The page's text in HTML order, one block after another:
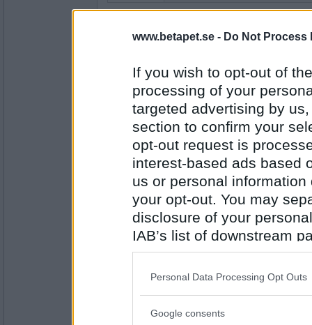
www.betapet.se - Do Not Process
If you wish to opt-out of
processing of your
targeted advertising by
section to confirm your
opt-out request is
interest-based ads based
us or personal
your opt-out. You may
disclosure of your
IAB’s list of downstream
also be disclosed by us
Downstream Participants
Please note that this
Personal Data Processing Opt Outs
Google consents
Antal inlägg:
4973
falskt
PUM ska på fest ikväll
Bim1964
1854
Falskt
PUM har vart och röstat